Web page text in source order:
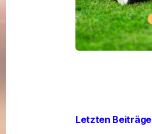
Letzten Beiträge